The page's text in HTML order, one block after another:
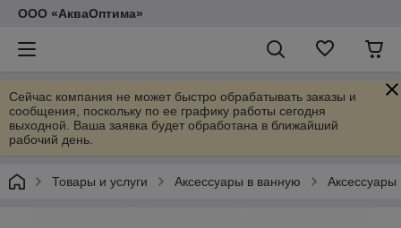
ООО «АкваОптима»
Сейчас компания не может быстро обрабатывать заказы и
сообщения, поскольку по ее графику работы сегодня
выходной. Ваша заявка будет обработана в ближайший
рабочий день.
Товары и услуги Аксессуары в ванную Аксессуары